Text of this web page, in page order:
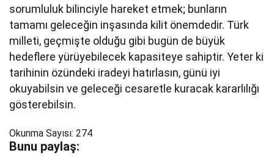
sorumluluk bilinciyle hareket etmek; bunların
tamamı geleceğin inşasında kilit önemdedir. Türk
milleti, geçmişte olduğu gibi bugün de büyük
hedeflere yürüyebilecek kapasiteye sahiptir. Yeter ki
tarihinin özündeki iradeyi hatırlasın, günü iyi
okuyabilsin ve geleceği cesaretle kuracak kararlılığı
gösterebilsin.
Okunma Sayısı: 274
Bunu paylaş: